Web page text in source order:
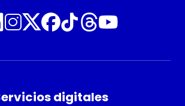
digitales